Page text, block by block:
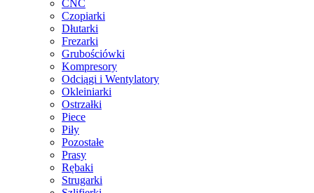
CNC
Czopiarki
Dłutarki
Frezarki
Grubościówki
Kompresory
Odciągi i Wentylatory
Okleiniarki
Ostrzałki
Piece
Piły
Pozostałe
Prasy
Rębaki
Strugarki